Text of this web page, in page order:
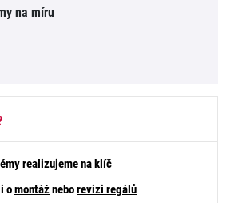
na míru
realizujeme na klíč
omontážneborevizi regálů